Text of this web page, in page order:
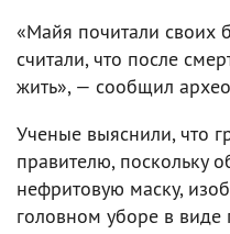
«Майя почитали своих
считали, что после
жить», — сообщил
Ученые выяснили, что
правителю, поскольку
нефритовую маску,
головном уборе в виде